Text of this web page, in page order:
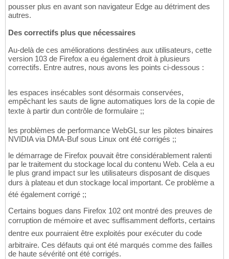
pousser plus en avant son navigateur Edge au détriment des
autres.
Des correctifs plus que nécessaires
Au-delà de ces améliorations destinées aux utilisateurs, cette
version 103 de Firefox a eu également droit à plusieurs
correctifs. Entre autres, nous avons les points ci-dessous :
les espaces insécables sont désormais conservées,
empêchant les sauts de ligne automatiques lors de la copie de
texte à partir dun contrôle de formulaire ;;
les problèmes de performance WebGL sur les pilotes binaires
NVIDIA via DMA-Buf sous Linux ont été corrigés ;;
le démarrage de Firefox pouvait être considérablement ralenti
par le traitement du stockage local du contenu Web. Cela a eu
le plus grand impact sur les utilisateurs disposant de disques
durs à plateau et dun stockage local important. Ce problème a
été également corrigé ;;
Certains bogues dans Firefox 102 ont montré des preuves de
corruption de mémoire et avec suffisamment defforts, certains
dentre eux pourraient être exploités pour exécuter du code
arbitraire. Ces défauts qui ont été marqués comme des failles
de haute sévérité ont été corrigés.